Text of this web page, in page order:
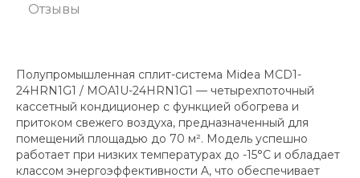
Отзывы
Полупромышленная сплит-система Midea MCD1-
24HRN1G1 / MOA1U-24HRN1G1 — четырехпоточный
кассетный кондиционер с функцией обогрева и
притоком свежего воздуха, предназначенный для
помещений площадью до 70 м². Модель успешно
работает при низких температурах до -15°С и обладает
классом энергоэффективности A, что обеспечивает